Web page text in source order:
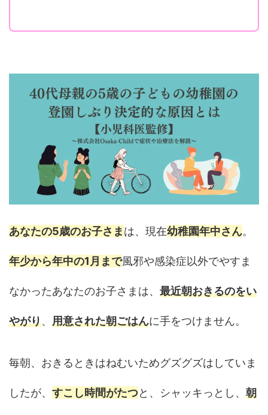
あなたの5歳のお子さまは、現在幼稚園年中さん。
年少から年中の1月まで風邪や感染症以外でやすま
なかったあなたのお子さまは、 最近朝おきるのをい
やがり、 用意された朝ごはんに手をつけません。
毎朝、おきるときはねむいためグズグズはしていま
したが、 すこし時間がたつと、シャッキっとし、 朝